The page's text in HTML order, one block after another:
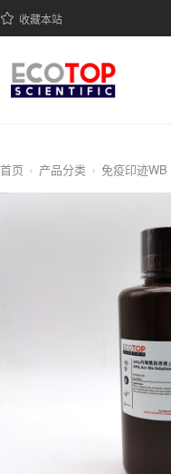
收藏本站
首页 产品分类 免疫印迹WB